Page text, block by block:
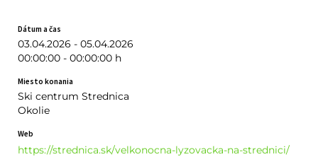
Dátum a čas
03.04.2026 - 05.04.2026
00:00:00 - 00:00:00 h
Miesto konania
Ski centrum Strednica
Okolie
Web
https://strednica.sk/velkonocna-lyzovacka-na-strednici/